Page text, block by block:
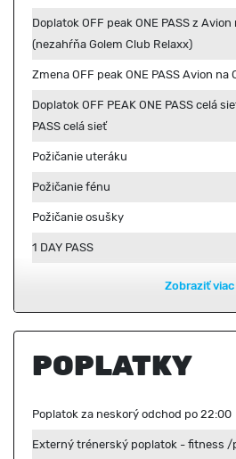
Doplatok OFF peak ONE PASS z
(nezahŕňa Golem Club Relaxx)
Zmena OFF peak ONE PASS Avion na
Doplatok OFF PEAK ONE PASS celá
PASS celá sieť
Požičanie uteráku
Požičanie fénu
Požičanie osušky
1 DAY PASS
Zobraziť viac
POPLATKY
Poplatok za neskorý odchod po 22:00
Externý trénerský poplatok - fitness